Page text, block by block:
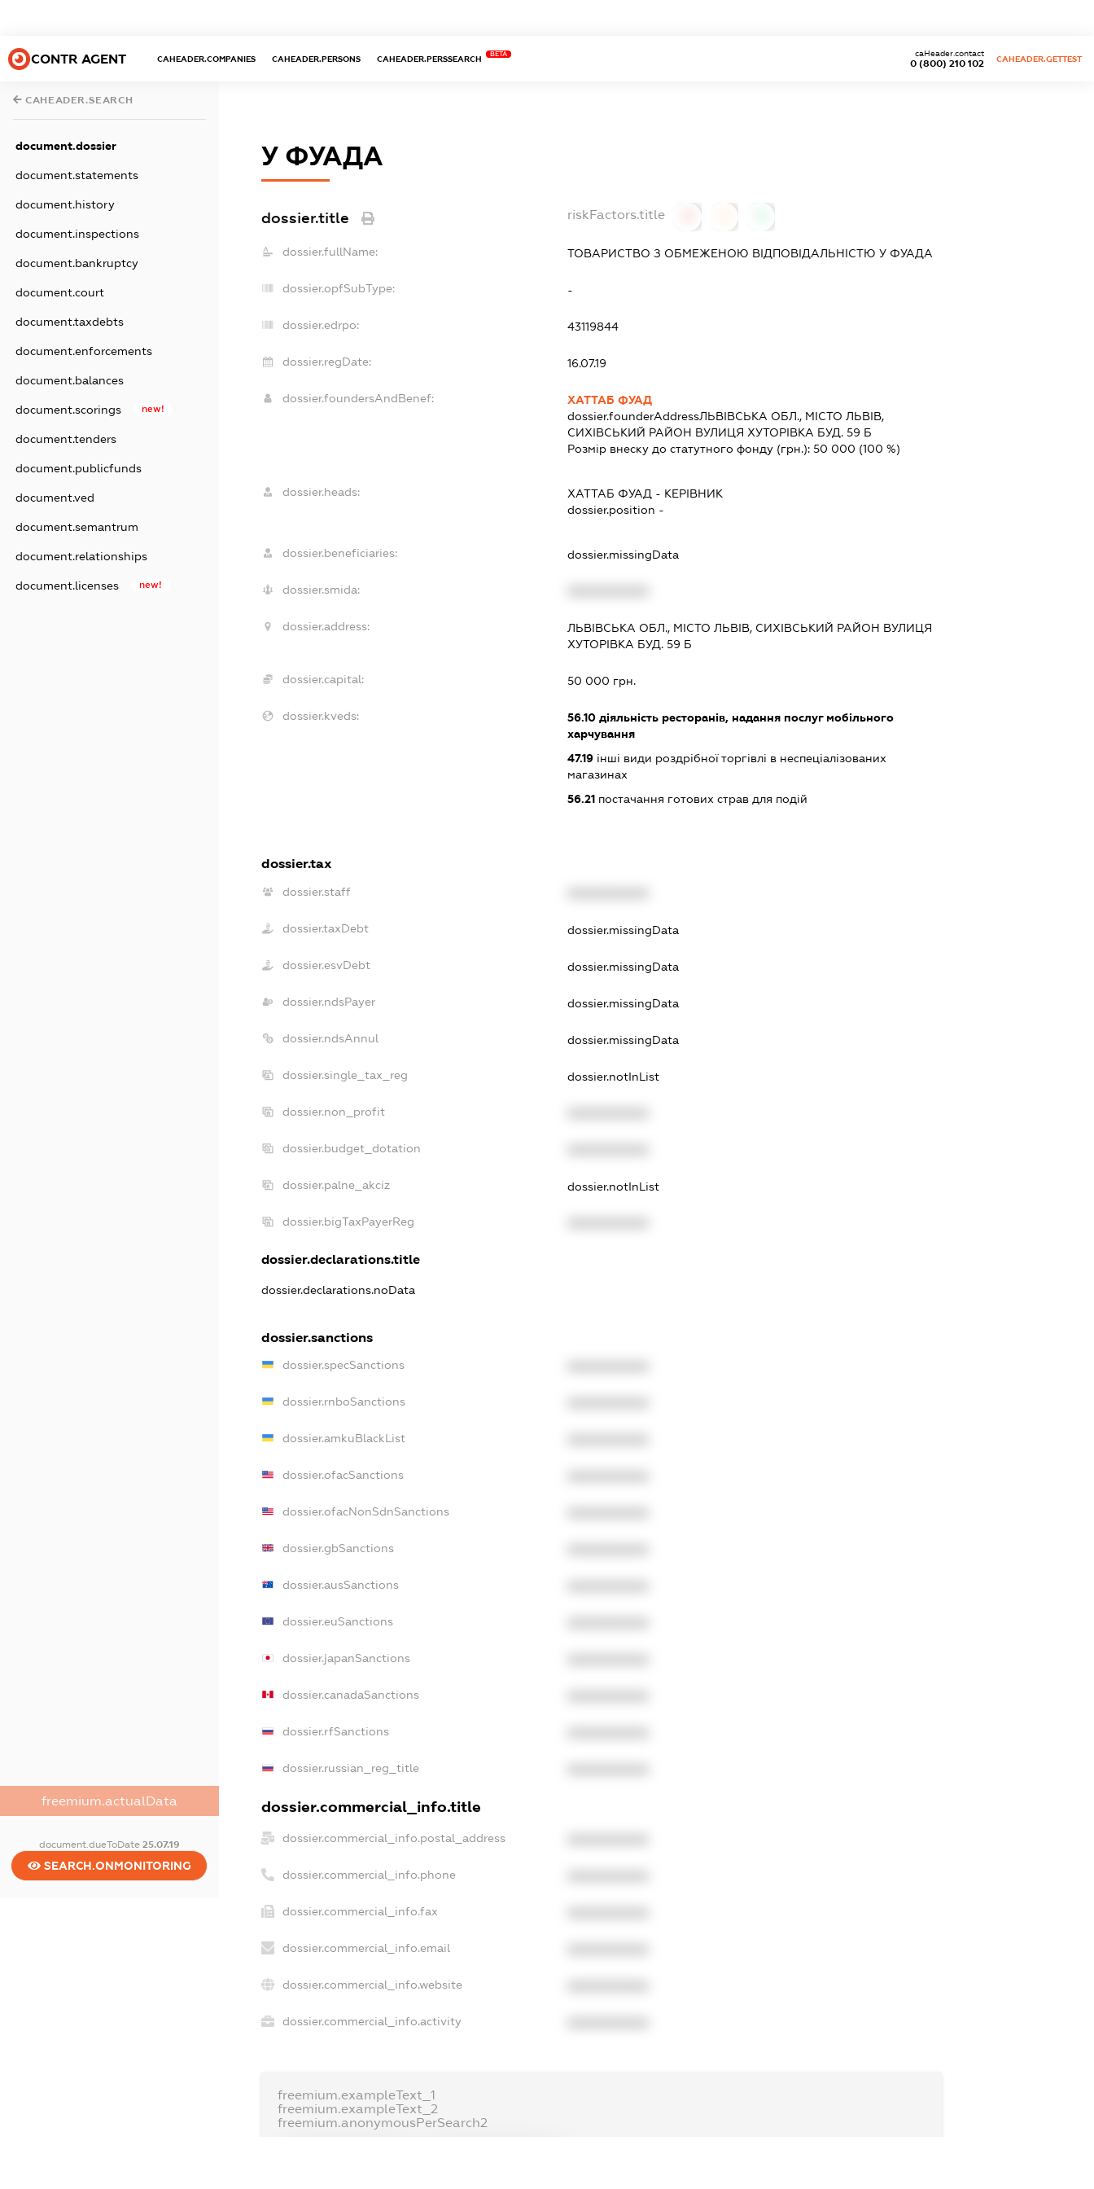
CONTR AGENT CAHEADER.COMPANIES CAHEADER.PERSONS CAHEADER.PERSSEARCH
BETA
0 (800) 210 102
caHeader.contact
CAHEADER.GETTEST
CAHEADER.SEARCH
document.dossier
document.statements
document.history
document.inspections
document.bankruptcy
document.court
document.taxdebts
document.enforcements
document.balances
document.scorings new!
document.tenders
document.publicfunds
document.ved
document.semantrum
document.relationships
document.licenses new!
freemium.actualData
document.dueToDate 25.07.19
SEARCH.ONMONITORING
У ФУАДА
dossier.title riskFactors.title
dossier.fullName: ТОВАРИСТВО З ОБМЕЖЕНОЮ ВІДПОВІДАЛЬНІСТЮУ ФУАДА
dossier.opfSubType: -
dossier.edrpo: 43119844
dossier.regDate: 16.07.19
dossier.foundersAndBenef:
ХАТТАБ ФУАД
dossier.founderAddressЛЬВІВСЬКА ОБЛ., МІСТО ЛЬВІВ,
СИХІВСЬКИЙ РАЙОН ВУЛИЦЯ ХУТОРІВКА БУД. 59 Б
Розмір внеску до статутного фонду (грн.):50 000 (100 %)
dossier.heads: ХАТТАБ ФУАД - КЕРІВНИК
dossier.position -
dossier.beneficiaries: dossier.missingData
dossier.smida:
dossier.address:
ЛЬВІВСЬКА ОБЛ., МІСТО ЛЬВІВ, СИХІВСЬКИЙ РАЙОН ВУЛИЦЯ
ХУТОРІВКА БУД. 59 Б
dossier.capital: 50 000 грн.
dossier.kveds: 56.10 діяльність ресторанів, надання послуг мобільного
харчування
47.19 інші види роздрібної торгівлі в неспеціалізованих
магазинах
56.21 постачання готових страв для подій
dossier.tax
dossier.staff
dossier.taxDebt dossier.missingData
dossier.esvDebt dossier.missingData
dossier.ndsPayer dossier.missingData
dossier.ndsAnnul dossier.missingData
dossier.single_tax_reg dossier.notInList
dossier.non_profit
dossier.budget_dotation
dossier.palne_akciz dossier.notInList
dossier.bigTaxPayerReg
dossier.declarations.title
dossier.declarations.noData
dossier.sanctions
dossier.specSanctions
dossier.rnboSanctions
dossier.amkuBlackList
dossier.ofacSanctions
dossier.ofacNonSdnSanctions
dossier.gbSanctions
dossier.ausSanctions
dossier.euSanctions
dossier.japanSanctions
dossier.canadaSanctions
dossier.rfSanctions
dossier.russian_reg_title
dossier.commercial_info.title
dossier.commercial_info.postal_address
dossier.commercial_info.phone
dossier.commercial_info.fax
dossier.commercial_info.email
dossier.commercial_info.website
dossier.commercial_info.activity
freemium.exampleText_1
freemium.exampleText_2
freemium.anonymousPerSearch2